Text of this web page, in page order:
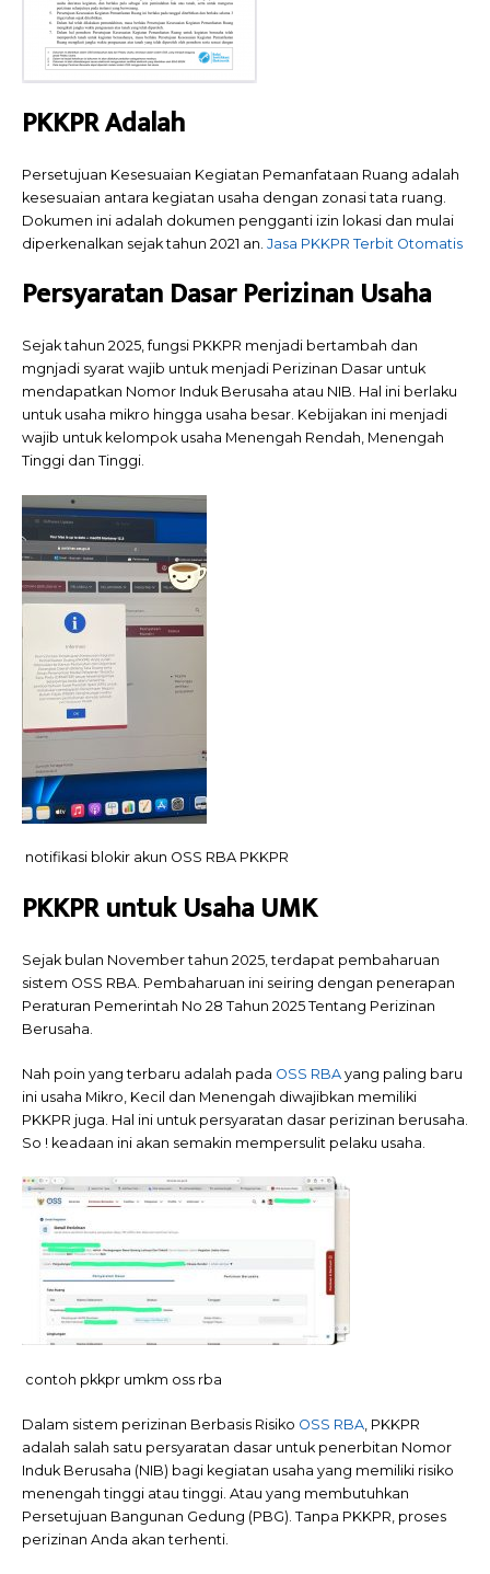
PKKPR Adalah
Persetujuan Kesesuaian Kegiatan Pemanfataan Ruang adalah
kesesuaian antara kegiatan usaha dengan zonasi tata ruang.
Dokumen ini adalah dokumen pengganti izin lokasi dan mulai
diperkenalkan sejak tahun 2021 an. Jasa PKKPR Terbit Otomatis
Persyaratan Dasar Perizinan Usaha
Sejak tahun 2025, fungsi PKKPR menjadi bertambah dan
mgnjadi syarat wajib untuk menjadi Perizinan Dasar untuk
mendapatkan Nomor Induk Berusaha atau NIB. Hal ini berlaku
untuk usaha mikro hingga usaha besar. Kebijakan ini menjadi
wajib untuk kelompok usaha Menengah Rendah, Menengah
Tinggi dan Tinggi.
notifikasi blokir akun OSS RBA PKKPR
PKKPR untuk Usaha UMK
Sejak bulan November tahun 2025, terdapat pembaharuan
sistem OSS RBA. Pembaharuan ini seiring dengan penerapan
Peraturan Pemerintah No 28 Tahun 2025 Tentang Perizinan
Berusaha.
Nah poin yang terbaru adalah pada OSS RBA yang paling baru
ini usaha Mikro, Kecil dan Menengah diwajibkan memiliki
PKKPR juga. Hal ini untuk persyaratan dasar perizinan berusaha.
So ! keadaan ini akan semakin mempersulit pelaku usaha.
contoh pkkpr umkm oss rba
Dalam sistem perizinan Berbasis Risiko OSS RBA, PKKPR
adalah salah satu persyaratan dasar untuk penerbitan Nomor
Induk Berusaha (NIB) bagi kegiatan usaha yang memiliki risiko
menengah tinggi atau tinggi. Atau yang membutuhkan
Persetujuan Bangunan Gedung (PBG). Tanpa PKKPR, proses
perizinan Anda akan terhenti.